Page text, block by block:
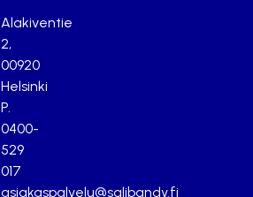
Alakiventie
2,
00920
Helsinki
P.
0400-
529
017
asiakaspalvelu@salibandy.fi